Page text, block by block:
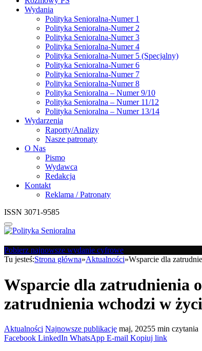
Wydania
Polityka Senioralna-Numer 1
Polityka Senioralna-Numer 2
Polityka Senioralna-Numer 3
Polityka Senioralna-Numer 4
Polityka Senioralna-Numer 5 (Specjalny)
Polityka Senioralna-Numer 6
Polityka Senioralna-Numer 7
Polityka Senioralna-Numer 8
Polityka Senioralna – Numer 9/10
Polityka Senioralna – Numer 11/12
Polityka Senioralna – Numer 13/14
Wydarzenia
Raporty/Analizy
Nasze patronaty
O Nas
Pismo
Wydawca
Redakcja
Kontakt
Reklama / Patronaty
ISSN 3071-9585
Pobierz najnowsze wydanie cyfrowe
Tu jesteś:Strona główna»Aktualności»Wsparcie dla
Wsparcie dla zatrudnienia
zatrudnienia wchodzi w
Aktualności Najnowsze publikacje maj, 20255 min czytania
Facebook LinkedIn WhatsApp E-mail Kopiuj link